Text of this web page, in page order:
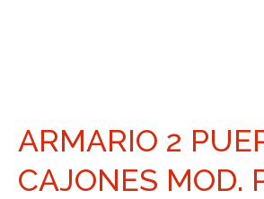
ARMARIO 2
CAJONES MOD.